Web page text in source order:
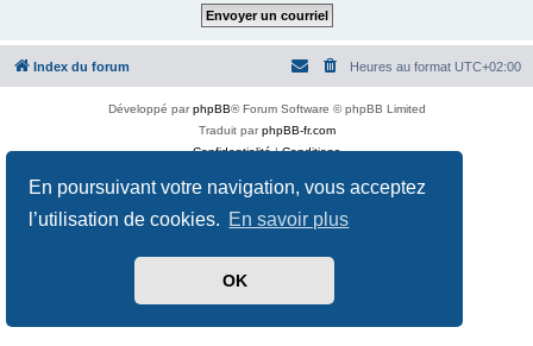
En poursuivant votre navigation, vous acceptez
l’utilisation de cookies. En savoir plus
OK
Index du forum Heures au format UTC+02:00
Développé parphpBB® Forum Software © phpBB Limited
Traduit parphpBB-fr.com
Confidentialité|Conditions